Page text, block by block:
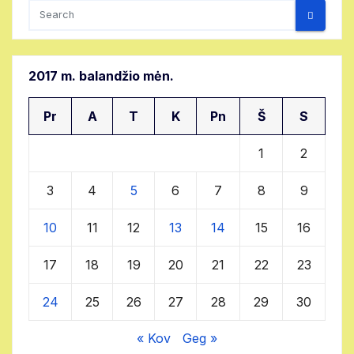
2017 m. balandžio mėn.
Pr A T K Pn Š S
1 2
3 4 5 6 7 8 9
10 11 12 13 14 15 16
17 18 19 20 21 22 23
24 25 26 27 28 29 30
« Kov Geg »